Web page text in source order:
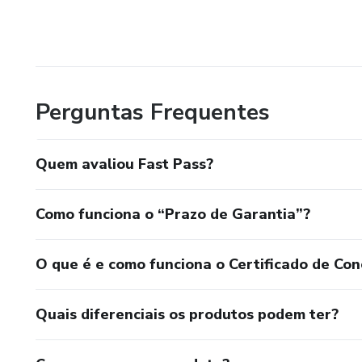
Perguntas Frequentes
Quem avaliou Fast Pass?
Como funciona o “Prazo de Garantia”?
O que é e como funciona o Certificado de
Quais diferenciais os produtos podem ter?